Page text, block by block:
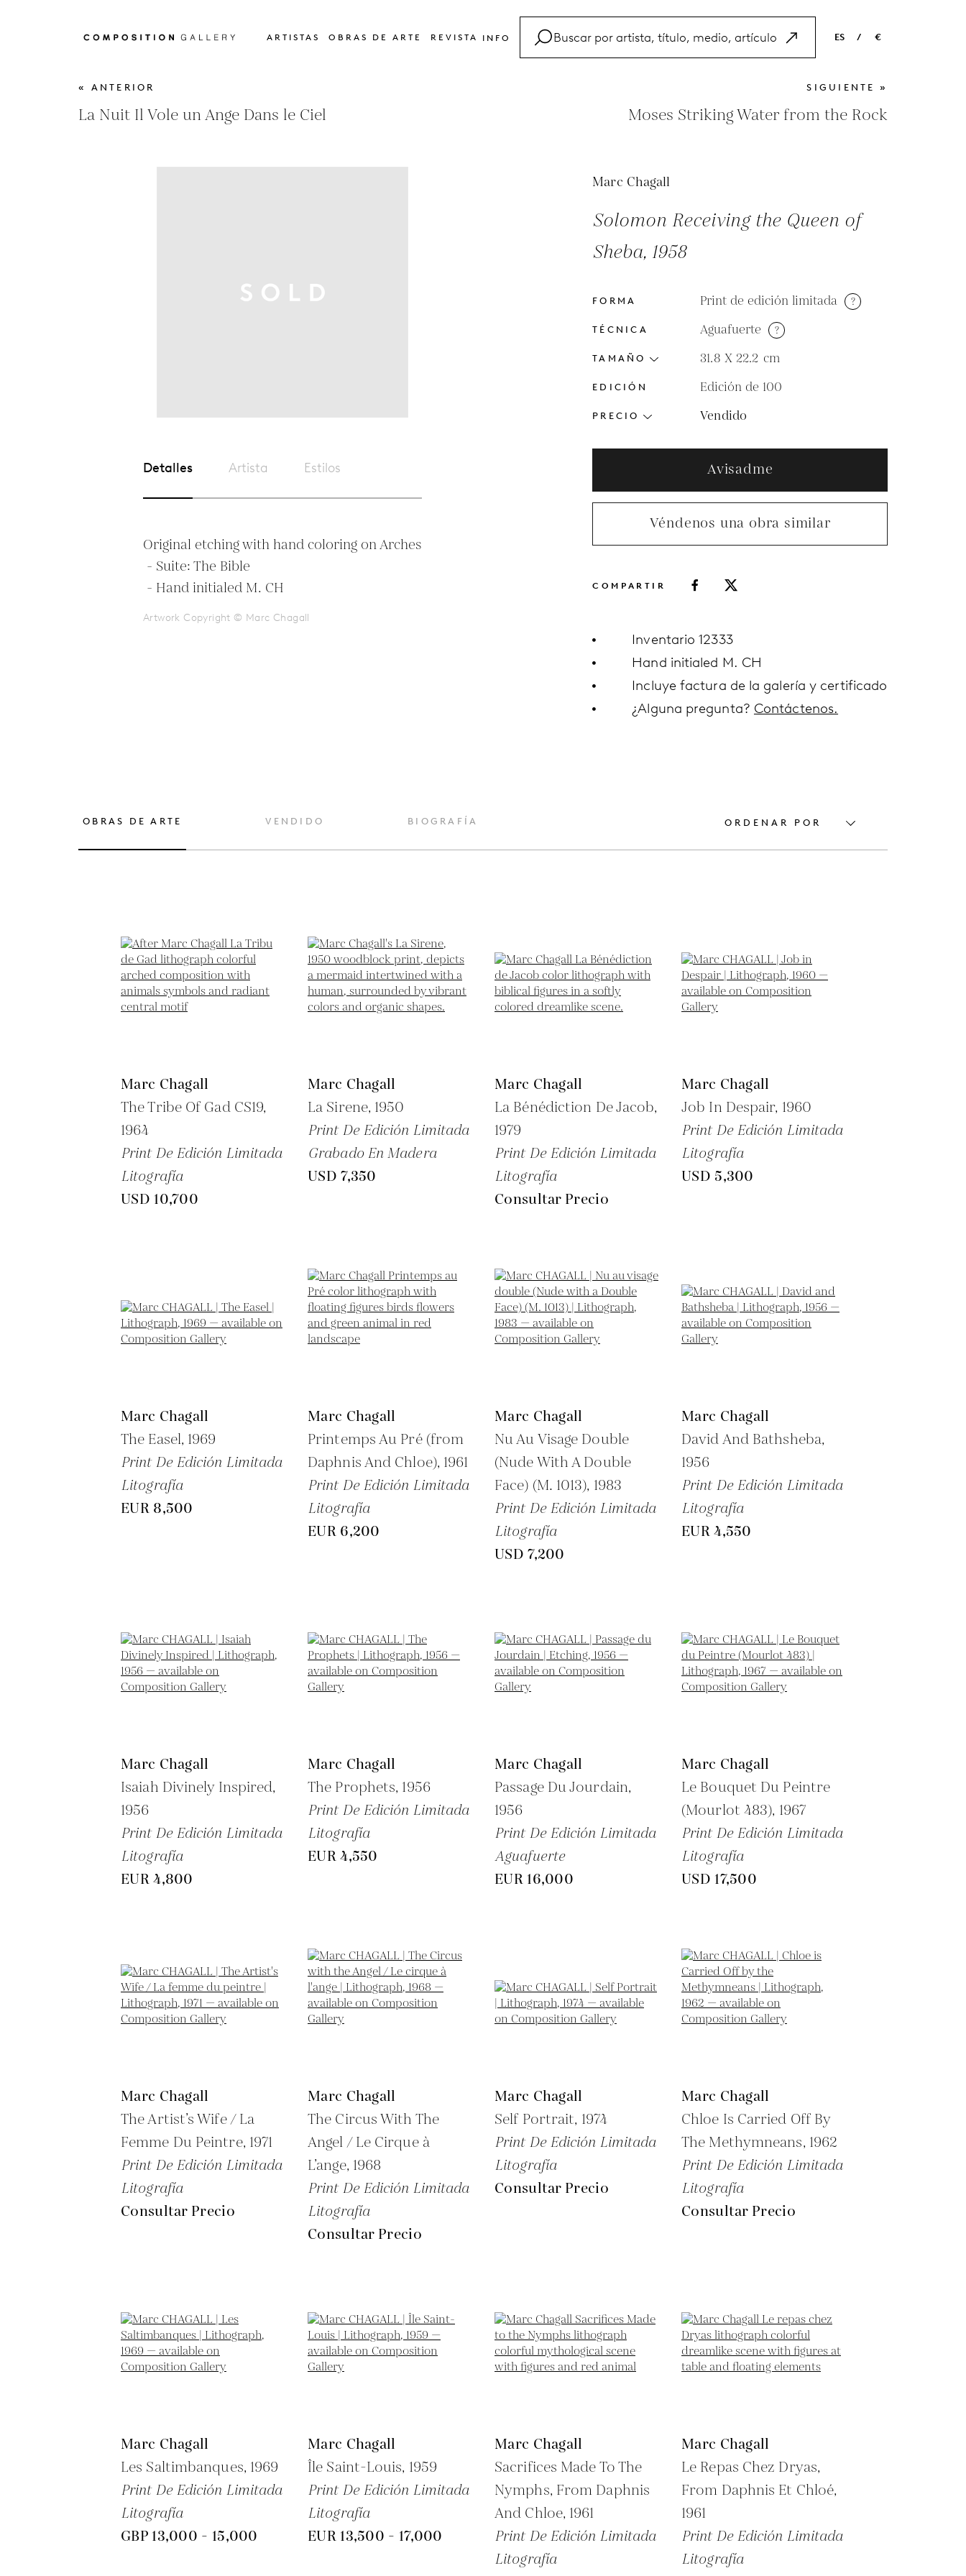
ARTISTAS OBRAS DE ARTE REVISTA INFO ES
NL
ES
/ €
EUR
GBP
« ANTERIOR
La Nuit Il Vole un Ange Dans le Ciel
SIGUIENTE »
Moses Striking Water from the Rock
Detalles Artista Estilos
Original etching with hand coloring on Arches
- Hand initialed M. CH
Artwork Copyright © Marc Chagall
Marc Chagall
Solomon Receiving the Queen of
Sheba, 1958
FORMA Print de edición limitada ?
TÉCNICA Aguafuerte ?
TAMAÑO 31.8 X 22.2 cm
EDICIÓN Edición de 100
PRECIO Vendido
Avisadme
Véndenos una obra similar
COMPARTIR
Inventario 12333
Hand initialed M. CH
Incluye factura de la galería y certificado
¿Alguna pregunta? Contáctenos.
OBRAS DE ARTE VENDIDO BIOGRAFÍA ORDENAR POR
Marc Chagall
The Tribe Of Gad CS19,
1964
Print De Edición Limitada
Litografía
USD 10,700
Marc Chagall
La Sirene, 1950
Print De Edición Limitada
Grabado En Madera
USD 7,350
Marc Chagall
La Bénédiction De Jacob,
1979
Print De Edición Limitada
Litografía
Consultar Precio
Marc Chagall
Job In Despair, 1960
Print De Edición Limitada
Litografía
USD 5,300
Marc Chagall
The Easel, 1969
Print De Edición Limitada
Litografía
EUR 8,500
Marc Chagall
Printemps Au Pré (from
Daphnis And Chloe), 1961
Print De Edición Limitada
Litografía
EUR 6,200
Marc Chagall
Nu Au Visage Double
(Nude With A Double
Face) (M. 1013), 1983
Print De Edición Limitada
Litografía
USD 7,200
Marc Chagall
David And Bathsheba,
1956
Print De Edición Limitada
Litografía
EUR 4,550
Marc Chagall
Isaiah Divinely Inspired,
1956
Print De Edición Limitada
Litografía
EUR 4,800
Marc Chagall
The Prophets, 1956
Print De Edición Limitada
Litografía
EUR 4,550
Marc Chagall
Passage Du Jourdain,
1956
Print De Edición Limitada
Aguafuerte
EUR 16,000
Marc Chagall
Le Bouquet Du Peintre
(Mourlot 483), 1967
Print De Edición Limitada
Litografía
USD 17,500
Marc Chagall
The Artist’s Wife / La
Femme Du Peintre, 1971
Print De Edición Limitada
Litografía
Consultar Precio
Marc Chagall
The Circus With The
Angel / Le Cirque à
L’ange, 1968
Print De Edición Limitada
Litografía
Consultar Precio
Marc Chagall
Self Portrait, 1974
Print De Edición Limitada
Litografía
Consultar Precio
Marc Chagall
Chloe Is Carried Off By
The Methymneans, 1962
Print De Edición Limitada
Litografía
Consultar Precio
Marc Chagall
Les Saltimbanques, 1969
Print De Edición Limitada
Litografía
GBP 13,000 - 15,000
Marc Chagall
Île Saint-Louis, 1959
Print De Edición Limitada
Litografía
EUR 13,500 - 17,000
Marc Chagall
Sacrifices Made To The
Nymphs, From Daphnis
And Chloe, 1961
Print De Edición Limitada
Litografía
Marc Chagall
Le Repas Chez Dryas,
From Daphnis Et Chloé,
1961
Print De Edición Limitada
Litografía